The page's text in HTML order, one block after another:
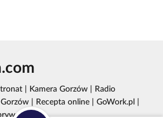
Kamera Gorzów
Radio
Gorzów Recepta online GoWork.pl